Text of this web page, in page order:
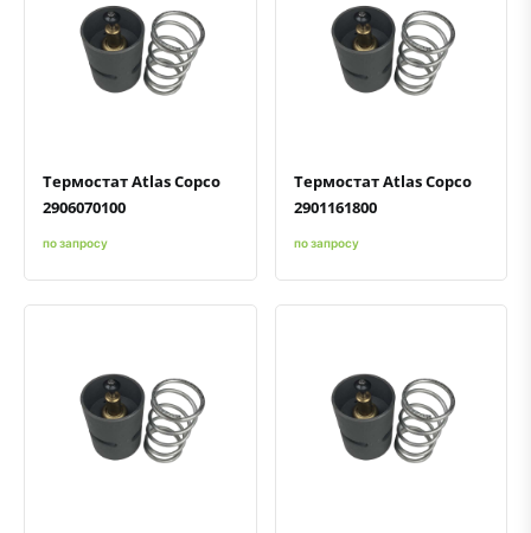
Быстрый просмотрДобавить к сравнению
Добавить в избранное
Термостат Atlas Copco
2906070100
по запросу
Быстрый просмотрДобавить к сравнению
Добавить в избранное
Термостат Atlas Copco
2901161800
по запросу
Быстрый просмотрДобавить к сравнению
Добавить в избранное Быстрый просмотрДобавить к сравнению
Добавить в избранное